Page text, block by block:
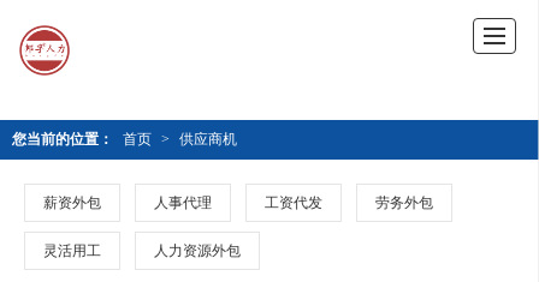
您当前的位置： 首页 > 供应商机
薪资外包 人事代理 工资代发 劳务外包
灵活用工 人力资源外包